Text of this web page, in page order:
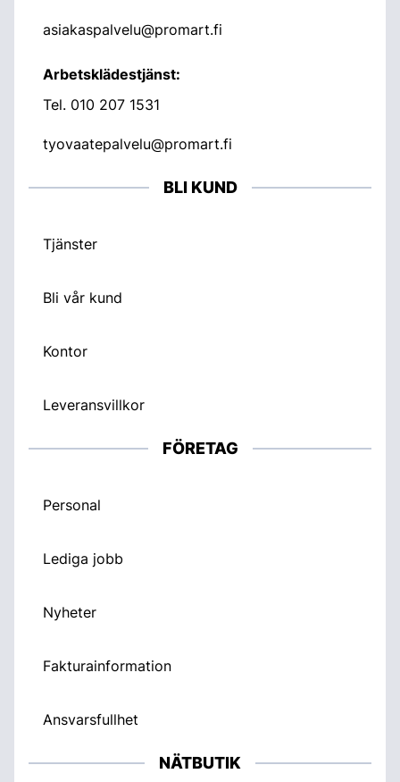
asiakaspalvelu@promart.fi
Arbetsklädestjänst:
Tel. 010 207 1531
tyovaatepalvelu@promart.fi
BLI KUND
Tjänster
Bli vår kund
Kontor
Leveransvillkor
FÖRETAG
Personal
Lediga jobb
Nyheter
Fakturainformation
Ansvarsfullhet
NÄTBUTIK